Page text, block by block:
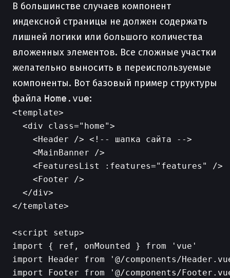
В большинстве случаев компонент
индексной страницы не должен содержать
лишней логики или большого количества
вложенных элементов. Все сложные участки
желательно выносить в переиспользуемые
компоненты. Вот базовый пример структуры
файла Home.vue:
<template>
  <div class="home">
    <Header /> <!-- шапка сайта -->
    <MainBanner />
    <FeaturesList :features="features" />
    <Footer />
  </div>
</template>
<script setup>
import { ref, onMounted } from 'vue'
import Header from '@/components/
import Footer from '@/components/